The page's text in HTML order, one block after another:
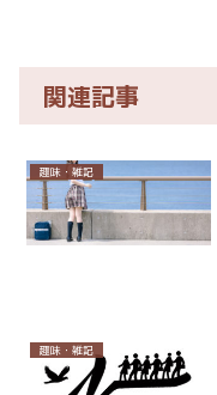
関連記事
趣味・雑記
趣味・雑記